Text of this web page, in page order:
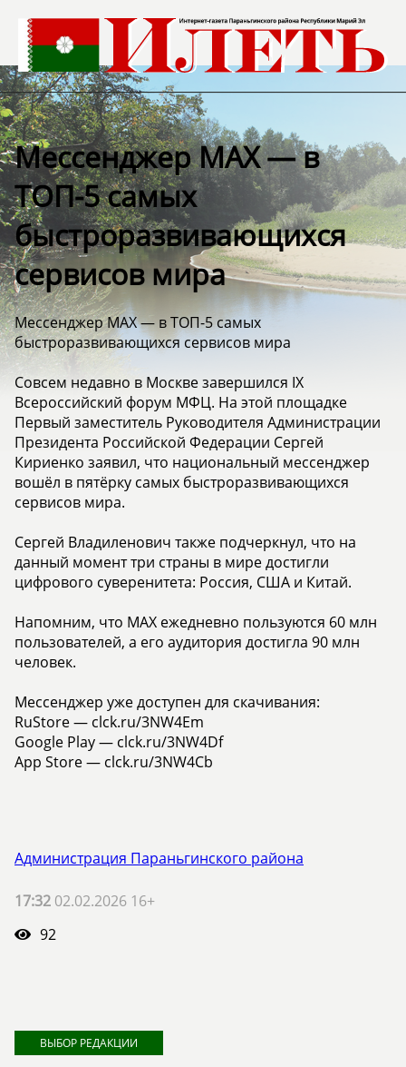
Мессенджер MAX — в
ТОП-5 самых
быстроразвивающихся
сервисов мира
Мессенджер MAX — в ТОП-5 самых
быстроразвивающихся сервисов мира
Совсем недавно в Москве завершился IX
Всероссийский форум МФЦ. На этой площадке
Первый заместитель Руководителя Администрации
Президента Российской Федерации Сергей
Кириенко заявил, что национальный мессенджер
вошёл в пятёрку самых быстроразвивающихся
сервисов мира.
Сергей Владиленович также подчеркнул, что на
данный момент три страны в мире достигли
цифрового суверенитета: Россия, США и Китай.
Напомним, что MAX ежедневно пользуются 60 млн
пользователей, а его аудитория достигла 90 млн
человек.
Мессенджер уже доступен для скачивания:
RuStore — clck.ru/3NW4Em
Google Play — clck.ru/3NW4Df
App Store — clck.ru/3NW4Cb
Администрация Параньгинского района
17:32 02.02.2026 16+
92
ВЫБОР РЕДАКЦИИ